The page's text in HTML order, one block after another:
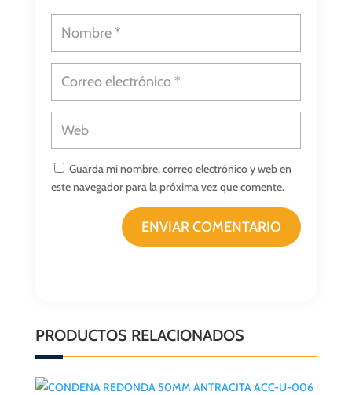
Guarda mi nombre, correo electrónico y web en
este navegador para la próxima vez que comente.
ENVIAR COMENTARIO
PRODUCTOS RELACIONADOS